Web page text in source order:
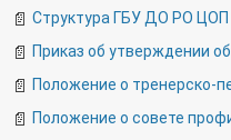
Структура ГБУ ДО РО ЦОП
Приказ об утверждении
Положение о тренерско-
Положение о совете